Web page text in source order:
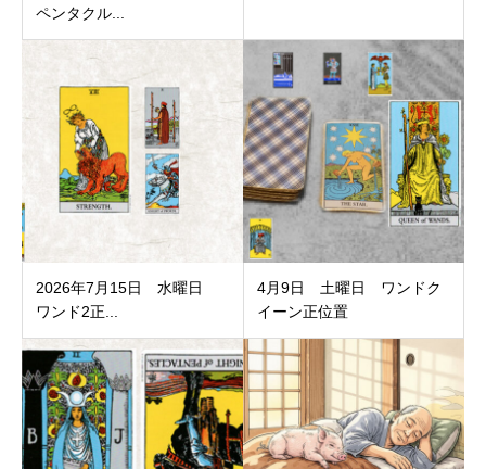
ペンタクル...
2026年7月15日 水曜日
ワンド2正...
4月9日 土曜日 ワンドク
イーン正位置